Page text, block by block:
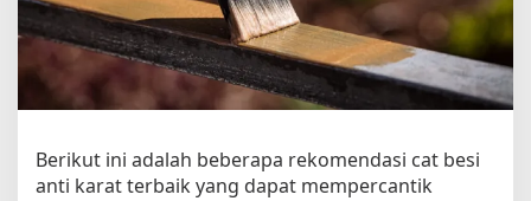
A
n
t
K
r
a
Berikut ini adalah beberapa rekomendasi cat besi
anti karat terbaik yang dapat mempercantik